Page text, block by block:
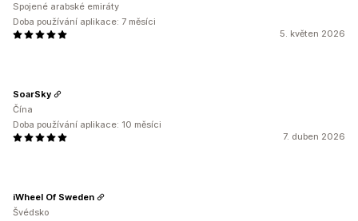
5. květen 2026
Spojené arabské emiráty
Doba používání aplikace: 7 měsíci
7. duben 2026
SoarSky
Čína
Doba používání aplikace: 10 měsíci
iWheel Of Sweden
Švédsko